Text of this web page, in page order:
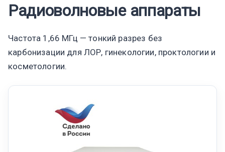
Радиоволновые аппараты
Частота 1,66 МГц — тонкий разрез без
карбонизации для ЛОР, гинекологии, проктологии и
косметологии.